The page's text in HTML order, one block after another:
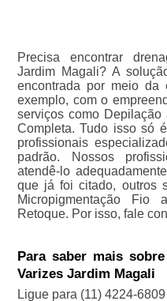
Precisa encontrar
Jardim Magali? A
encontrada por meio da
exemplo, com o
serviços como
Completa. Tudo isso só
profissionais
padrão. Nossos
atendê-lo
que já foi citado, outros
Micropigmentação Fio
Retoque. Por isso, fale
Para saber mais
Varizes Jardim Magali
Ligue para (11) 4224-6809